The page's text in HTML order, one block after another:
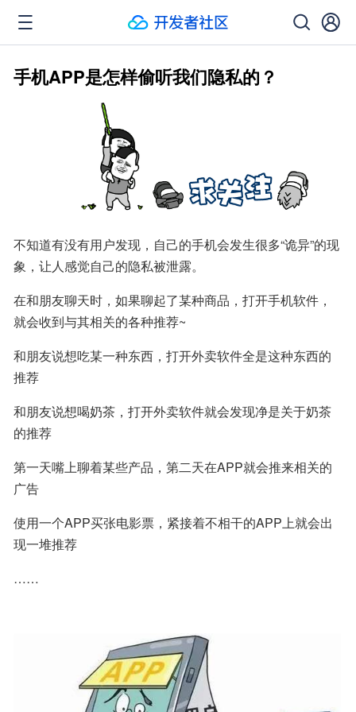
手机APP是怎样偷听我们隐私的？
不知道有没有用户发现，自己的手机会发生很多“诡异”的现
象，让人感觉自己的隐私被泄露。
在和朋友聊天时，如果聊起了某种商品，打开手机软件，
就会收到与其相关的各种推荐~
和朋友说想吃某一种东西，打开外卖软件全是这种东西的
推荐
和朋友说想喝奶茶，打开外卖软件就会发现净是关于奶茶
的推荐
第一天嘴上聊着某些产品，第二天在APP就会推来相关的
广告
使用一个APP买张电影票，紧接着不相干的APP上就会出
现一堆推荐
……